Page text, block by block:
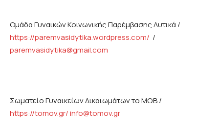
Ομάδα Γυναικών Κοινωνικής Παρέμβασης Δυτικά /
https://paremvasidytika.wordpress.com/ /
paremvasidytika@gmail.com
Σωματείο Γυναικείων Δικαιωμάτων το ΜΩΒ /
https://tomov.gr/info@tomov.gr